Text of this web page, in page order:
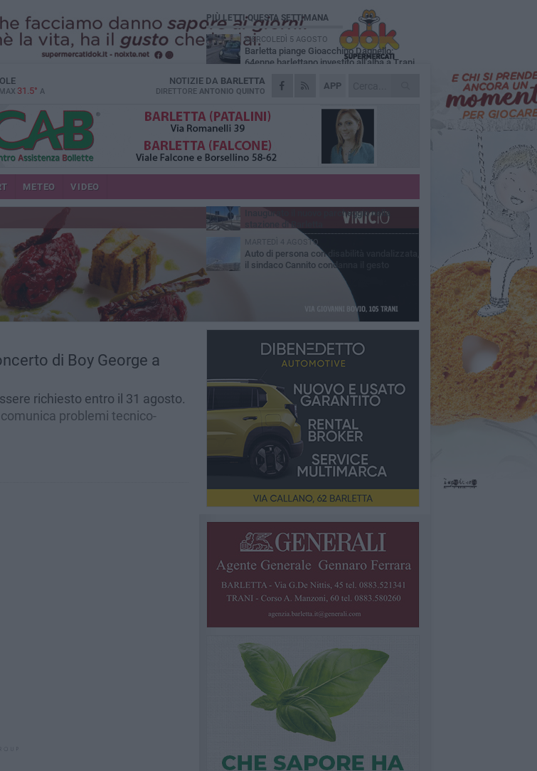
MAX 31.5° A
APP
NOTIZIE DA BARLETTA
DIRETTORE ANTONIO QUINTO
METEO VIDEO
di Boy George a
richiesto entro il 31 agosto.
problemi tecnico-
PIÙ LETTI QUESTA SETTIMANA
MERCOLEDÌ 5 AGOSTO
Barletta piange Gioacchino Dagnello:
64enne barlettano investito all'alba a Trani
GIOVEDÌ 6 AGOSTO
Il ricordo di "Cecco", il benzinaio col
separavano dalla pensione»
MERCOLEDÌ 5 AGOSTO
Jova Summer Party, giovedì mattina
sopralluogo nell'area dell'evento
DOMENICA 2 AGOSTO
Beni confiscati alla mafia. Nasce il servizio
VENERDÌ 31 LUGLIO
Inaugurato il nuovo parcheggio nella
MARTEDÌ 4 AGOSTO
Auto di persona con disabilità vandalizzata,
il sindaco Cannito condanna il gesto